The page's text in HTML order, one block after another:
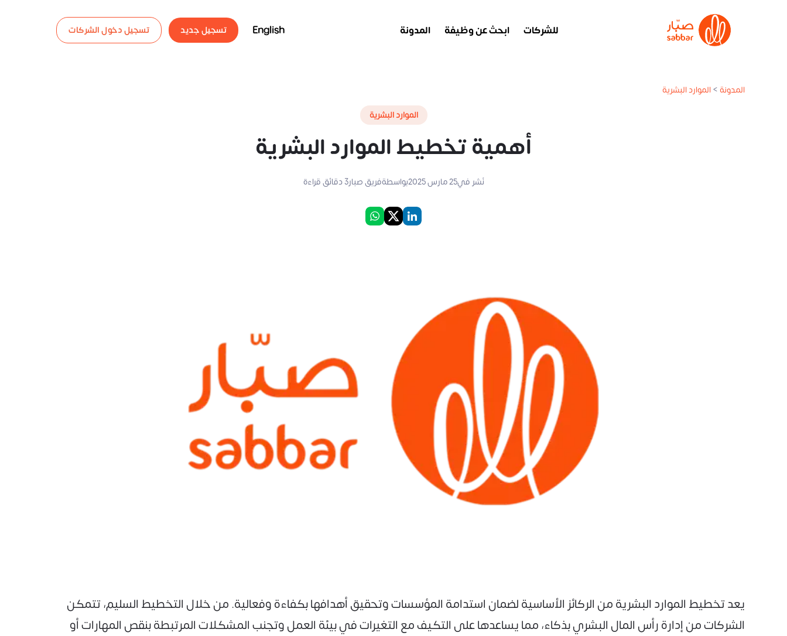
للشركات ابحث عن وظيفة المدونة English تسجيل جديد تسجيل دخول الشركات
المدونة>الموارد البشرية
الموارد البشرية
أهمية تخطيط الموارد البشرية
نُشر في25 مارس 2025 بواسطةفريق صبار3دقائق قراءة
يعد تخطيط الموارد البشرية من الركائز الأساسية لضمان استدامة المؤسسات وتحقيق أهدافها بكفاءة وفعالية. من خلال التخطيط السليم، تتمكن
الشركات من إدارة رأس المال البشري بذكاء، مما يساعدها على التكيف مع التغيرات في بيئة العمل وتجنب المشكلات المرتبطة بنقص المهارات أو